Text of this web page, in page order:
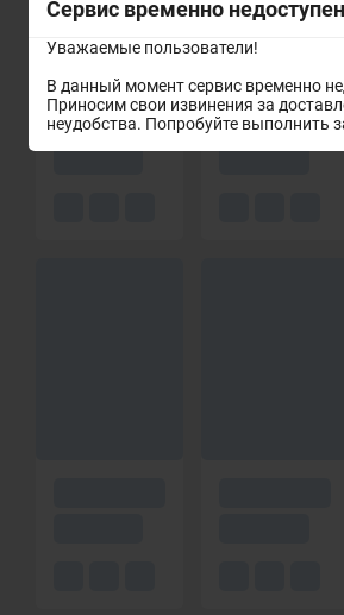
Сервис временно недоступен
Уважаемые пользователи!
В данный момент сервис временно
Приносим свои извинения за
неудобства. Попробуйте выполнить